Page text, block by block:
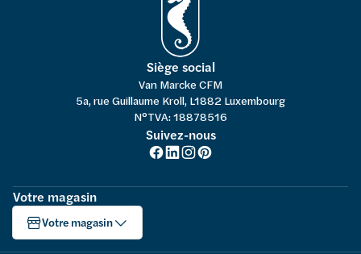
Siège social
Van Marcke CFM
5a, rue Guillaume Kroll, L1882 Luxembourg
N°TVA: 18878516
Suivez-nous
Votre magasin
Votre magasin